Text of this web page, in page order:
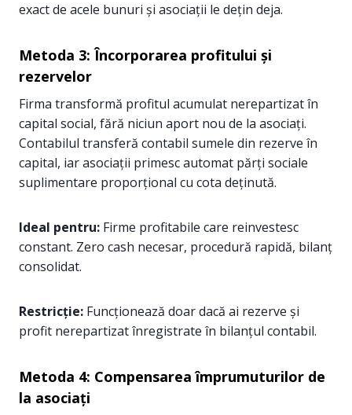
exact de acele bunuri și asociații le dețin deja.
Metoda 3: Încorporarea profitului și
rezervelor
Firma transformă profitul acumulat nerepartizat în
capital social, fără niciun aport nou de la asociați.
Contabilul transferă contabil sumele din rezerve în
capital, iar asociații primesc automat părți sociale
suplimentare proporțional cu cota deținută.
Ideal pentru: Firme profitabile care reinvestesc
constant. Zero cash necesar, procedură rapidă, bilanț
consolidat.
Restricție: Funcționează doar dacă ai rezerve și
profit nerepartizat înregistrate în bilanțul contabil.
Metoda 4: Compensarea împrumuturilor de
la asociați